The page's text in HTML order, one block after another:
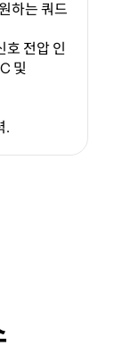
하는 쿼드
호 전압 인
및
.